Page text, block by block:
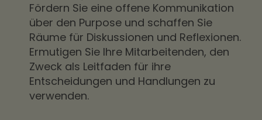
Fördern Sie eine offene Kommunikation
über den Purpose und schaffen Sie
Räume für Diskussionen und Reflexionen.
Ermutigen Sie Ihre Mitarbeitenden, den
Zweck als Leitfaden für ihre
Entscheidungen und Handlungen zu
verwenden.